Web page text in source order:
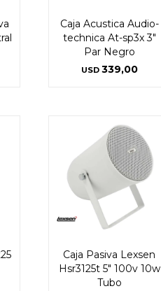
Caja Acustica Audio-
technica At-sp3x 3"
Par Negro
USD 339,00
Caja Pasiva Lexsen
Hsr3125t 5" 100v 10w
Tubo